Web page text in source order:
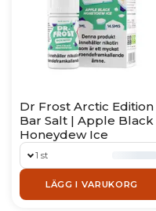
Dr Frost Arctic Edition
Bar Salt | Apple Black
Honeydew Ice
1 st
LÄGG I VARUKORG